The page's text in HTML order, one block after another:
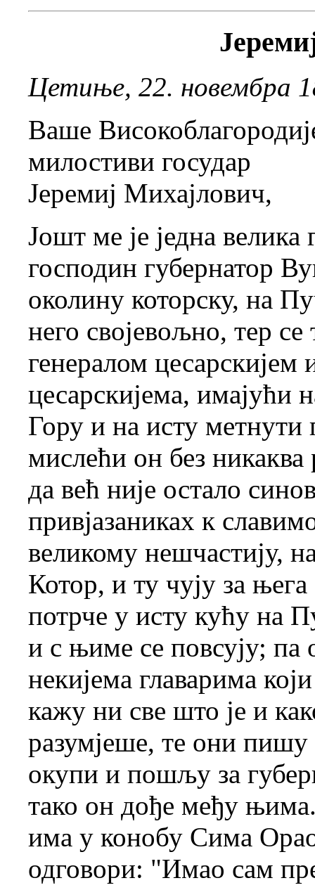
Цетиње, 22. новембра
Ваше
милостиви государ
Јеремиј Михајлович,
Јошт ме је једна
господин губернатор
околину которску, на
него својевољно, тер се
генералом
цесарскијема, имајући
Гору и на исту
мислећи он без никаква
да већ није остало
привјазаниках к
великому нешчастију,
Котор, и ту чују за
потрче у исту кућу на
и с њиме се повсују; па
некијема главарима
кажу ни све што је и
разумјеше, те они пишу
окупи и пошљу за
тако он дође међу
има у конобу Сима
одговори: "Имао сам